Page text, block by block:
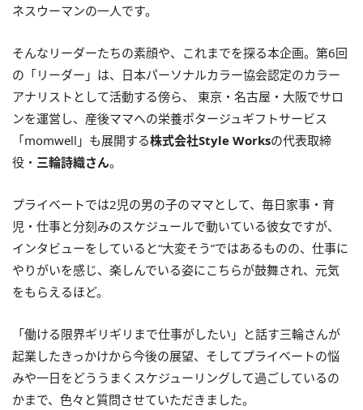
ネスウーマンの一人です。
そんなリーダーたちの素顔や、これまでを探る本企画。第6回
の「リーダー」は、日本パーソナルカラー協会認定のカラー
アナリストとして活動する傍ら、 東京・名古屋・大阪でサロ
ンを運営し、産後ママへの栄養ポタージュギフトサービス
「momwell」も展開する株式会社Style Worksの代表取締
役・ 三輪詩織さん。
プライベートでは2児の男の子のママとして、毎日家事・育
児・仕事と分刻みのスケジュールで動いている彼女ですが、
インタビューをしていると“大変そう”ではあるものの、仕事に
やりがいを感じ、楽しんでいる姿にこちらが鼓舞され、元気
をもらえるほど。
「働ける限界ギリギリまで仕事がしたい」と話す三輪さんが
起業したきっかけから今後の展望、そしてプライベートの悩
みや一日をどううまくスケジューリングして過ごしているの
かまで、色々と質問させていただきました。